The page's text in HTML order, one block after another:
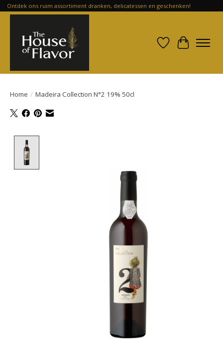
Ontdek ons ruim assortiment dranken, delicatessen en geschenken!
Verlanglijst
Home / Madeira Collection N°2 19% 50cl